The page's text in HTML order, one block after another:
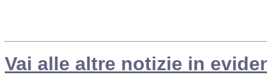
Vai alle altre notizie in